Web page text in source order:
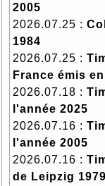
2005
2026.07.25 :
1984
2026.07.25 :
France émis
2026.07.18 :
l'année 2025
2026.07.16 :
l'année 2005
2026.07.16 :
de Leipzig 1979